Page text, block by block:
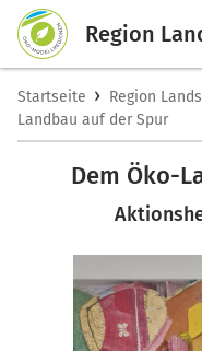
Region
Startseite › Region
Landbau auf der Spur
Dem Öko-